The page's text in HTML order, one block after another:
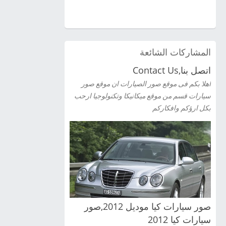
المشاركات الشائعة
اتصل بنا,Contact Us
اهلا بكم فى موقع صور الصيارات ان موقع صور
سيارات قسم من موقع ميكانيكا وتكنولوجيا ارحب
بكل ارؤكم وافكاركم
صور سيارات كيا موديل 2012,صور
سيارات كيا 2012